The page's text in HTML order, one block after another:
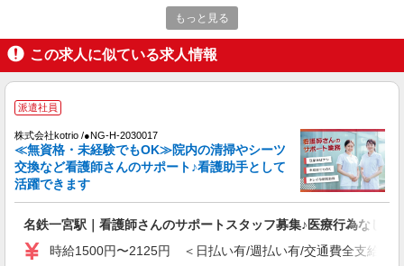
名鉄一宮駅★2300円〜の高時給！デイで看
護！16時退勤OKで安心
時給2300円〜2875円＜交通費全額支給(ガソリ
ン代含む)/日払い可/週払い可＞
キープ 詳細を見る
正社員
アスケア訪問入浴 一宮
月給258,000円〜274,000円（地域による） 別
途交通費支給（30000円上限/月） 別途残業手当
もっと見る
この求人に似ている求人情報
派遣社員
株式会社kotrio /●NG-H-2030017
≪無資格・未経験でもOK≫院内の清掃やシーツ
交換など看護師さんのサポート♪看護助手として
活躍できます
名鉄一宮駅｜看護師さんのサポートスタッフ募集♪医療行為なし
時給1500円〜2125円 ＜日払い有/週払い有/交通費全支給(ガ